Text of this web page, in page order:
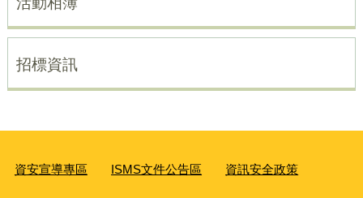
招標資訊
資安宣導專區 ISMS文件公告區 資訊安全政策